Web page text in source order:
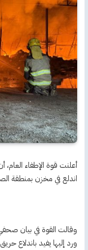
اندلع في مخزن بمنطقة
وقالت القوة في بيان صحفي
ورد إليها يفيد باندلاع